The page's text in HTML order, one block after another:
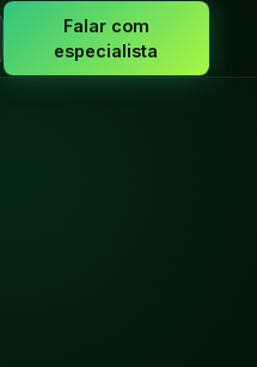
Falar com
especialista